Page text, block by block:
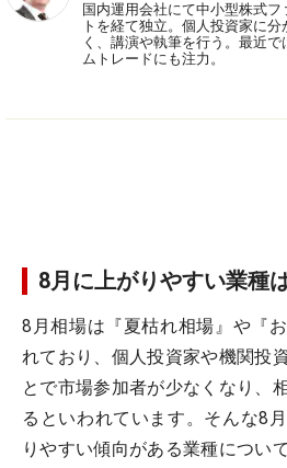
国内運用会社にて中小型株式
トを経て独立。個人投資家に
く、講演や執筆を行う。最近
ムトレードにも注力。
8月に上がりやすい業種
8月相場は『夏枯れ相場』や『
れており、個人投資家や機関投
とで市場参加者が少なくなり、
るといわれています。そんな8
りやすい傾向がある業種につい